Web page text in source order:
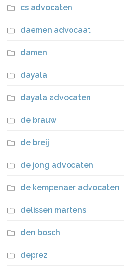
cs advocaten
daemen advocaat
damen
dayala
dayala advocaten
de brauw
de breij
de jong advocaten
de kempenaer advocaten
delissen martens
den bosch
deprez